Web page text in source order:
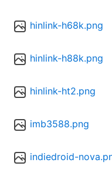
hinlink-h68k.png
hinlink-h88k.png
hinlink-ht2.png
imb3588.png
indiedroid-